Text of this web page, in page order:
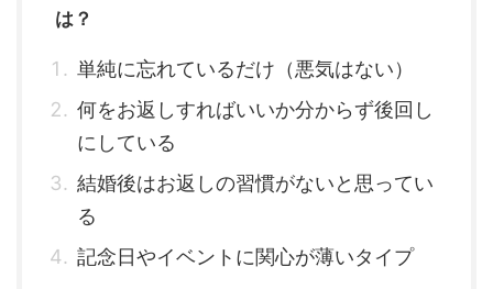
は？
単純に忘れているだけ（悪気はない）
何をお返しすればいいか分からず後回し
にしている
結婚後はお返しの習慣がないと思ってい
る
記念日やイベントに関心が薄いタイプ